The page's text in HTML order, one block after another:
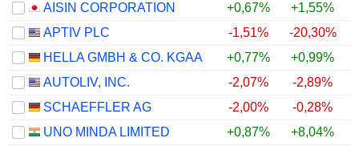
AISIN CORPORATION
+0,67% +1,55%
APTIV PLC
-1,51% -20,30%
HELLA GMBH & CO. KGAA
+0,77% +0,99%
AUTOLIV, INC.
-2,07% -2,89%
SCHAEFFLER AG
-2,00% -0,28%
UNO MINDA LIMITED
+0,87% +8,04%